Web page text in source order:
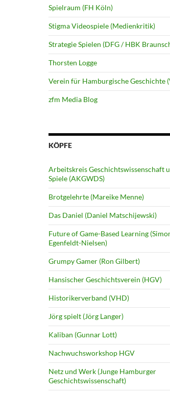
Spielraum (FH Köln)
Stigma Videospiele (Medienkritik)
Strategie Spielen (DFG / HBK
Thorsten Logge
Verein für Hamburgische Geschichte
zfm Media Blog
KÖPFE
Arbeitskreis Geschichtswissenschaft
Spiele (AKGWDS)
Brotgelehrte (Mareike Menne)
Das Daniel (Daniel Matschijewski)
Future of Game-Based Learning
Egenfeldt-Nielsen)
Grumpy Gamer (Ron Gilbert)
Hansischer Geschichtsverein (HGV)
Historikerverband (VHD)
Jörg spielt (Jörg Langer)
Kaliban (Gunnar Lott)
Nachwuchsworkshop HGV
Netz und Werk (Junge Hamburger
Geschichtswissenschaft)